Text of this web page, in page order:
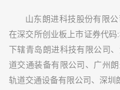
山东朗进科技股份有限
在深交所创业板上市证券代码
下辖青岛朗进科技有限公司
道交通装备有限公司、广州
轨道交通设备有限公司、深圳